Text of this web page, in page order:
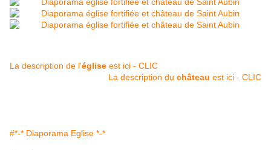
La description de l'église est ici - CLIC
La description du château est ici - CLIC
#*-* Diaporama Eglise *-*